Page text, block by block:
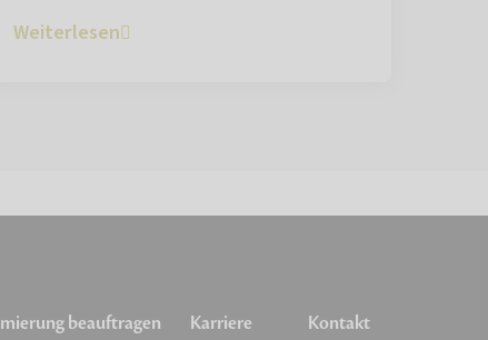
Weiterlesen
beauftragen Karriere Kontakt